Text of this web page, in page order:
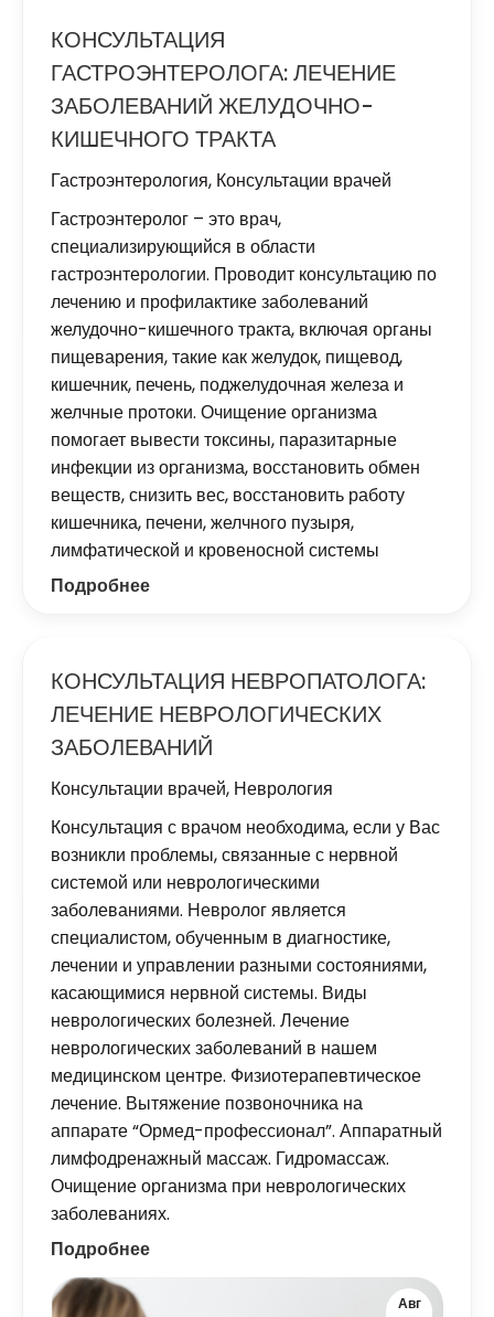
КОНСУЛЬТАЦИЯ
ГАСТРОЭНТЕРОЛОГА: ЛЕЧЕНИЕ
ЗАБОЛЕВАНИЙ ЖЕЛУДОЧНО-
КИШЕЧНОГО ТРАКТА
Гастроэнтерология, Консультации врачей
Гастроэнтеролог – это врач,
специализирующийся в области
гастроэнтерологии. Проводит консультацию по
лечению и профилактике заболеваний
желудочно-кишечного тракта, включая органы
пищеварения, такие как желудок, пищевод,
кишечник, печень, поджелудочная железа и
желчные протоки. Очищение организма
помогает вывести токсины, паразитарные
инфекции из организма, восстановить обмен
веществ, снизить вес, восстановить работу
кишечника, печени, желчного пузыря,
лимфатической и кровеносной системы
Подробнее
КОНСУЛЬТАЦИЯ НЕВРОПАТОЛОГА:
ЛЕЧЕНИЕ НЕВРОЛОГИЧЕСКИХ
ЗАБОЛЕВАНИЙ
Консультации врачей, Неврология
Консультация с врачом необходима, если у Вас
возникли проблемы, связанные с нервной
системой или неврологическими
заболеваниями. Невролог является
специалистом, обученным в диагностике,
лечении и управлении разными состояниями,
касающимися нервной системы. Виды
неврологических болезней. Лечение
неврологических заболеваний в нашем
медицинском центре. Физиотерапевтическое
лечение. Вытяжение позвоночника на
аппарате “Ормед-профессионал”. Аппаратный
лимфодренажный массаж. Гидромассаж.
Очищение организма при неврологических
заболеваниях.
Подробнее
Авг